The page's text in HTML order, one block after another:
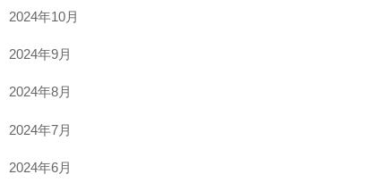
2024年10月
2024年9月
2024年8月
2024年7月
2024年6月